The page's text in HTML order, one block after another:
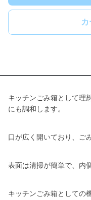
キッチンごみ箱として理
にも調和します。
口が広く開いており、ご
表面は清掃が簡単で、内
キッチンごみ箱としての